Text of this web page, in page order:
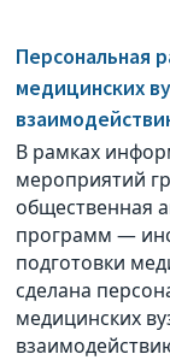
Персональная
медицинских
В рамках
мероприятий
общественная
программ —
подготовки
сделана
медицинских